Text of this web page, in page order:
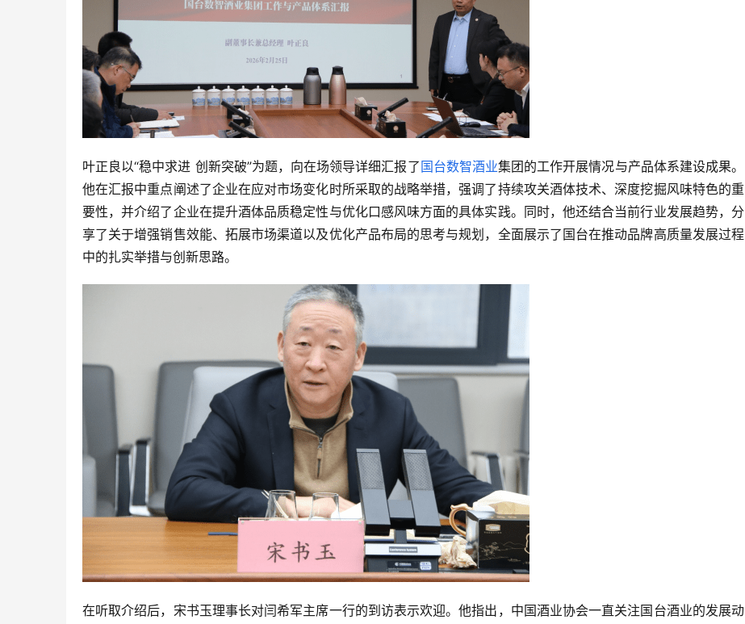
叶正良以“稳中求进 创新突破”为题，向在场领导详细汇报了 国台数智酒业集团的工作开展情况与产品体系建设成果。
他在汇报中重点阐述了企业在应对市场变化时所采取的战略举措，强调了持续攻关酒体技术、深度挖掘风味特色的重
要性，并介绍了企业在提升酒体品质稳定性与优化口感风味方面的具体实践。同时，他还结合当前行业发展趋势，分
享了关于增强销售效能、拓展市场渠道以及优化产品布局的思考与规划，全面展示了国台在推动品牌高质量发展过程
中的扎实举措与创新思路。
在听取介绍后，宋书玉理事长对闫希军主席一行的到访表示欢迎。他指出，中国酒业协会一直关注国台酒业的发展动